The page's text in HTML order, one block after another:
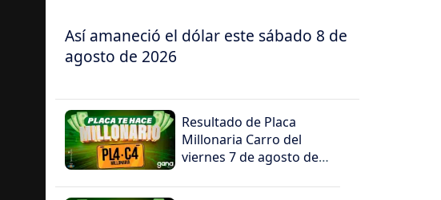
Así amaneció el dólar este sábado 8 de
agosto de 2026
Resultado de Placa
Millonaria Carro del
viernes 7 de agosto de